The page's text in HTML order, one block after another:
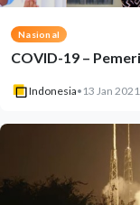
Nasional
COVID-19 –
Indonesia• 13 Jan 2021